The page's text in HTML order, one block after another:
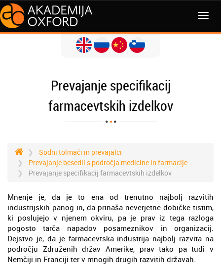
MENI
Prevajanje specifikacij
farmacevtskih izdelkov
Sodni tolmači in prevajalci
Prevajanje besedil s področja medicine in farmacije
Prevajanje specifikacij farmacevtskih izdelkov
Mnenje je, da je to ena od trenutno najbolj razvitih
industrijskih panog in, da prinaša neverjetne dobičke tistim,
ki poslujejo v njenem okviru, pa je prav iz tega razloga
pogosto tarča napadov posameznikov in organizacij.
Dejstvo je, da je farmacevtska industrija najbolj razvita na
področju Združenih držav Amerike, prav tako pa tudi v
Nemčiji in Franciji ter v mnogih drugih razvitih državah.